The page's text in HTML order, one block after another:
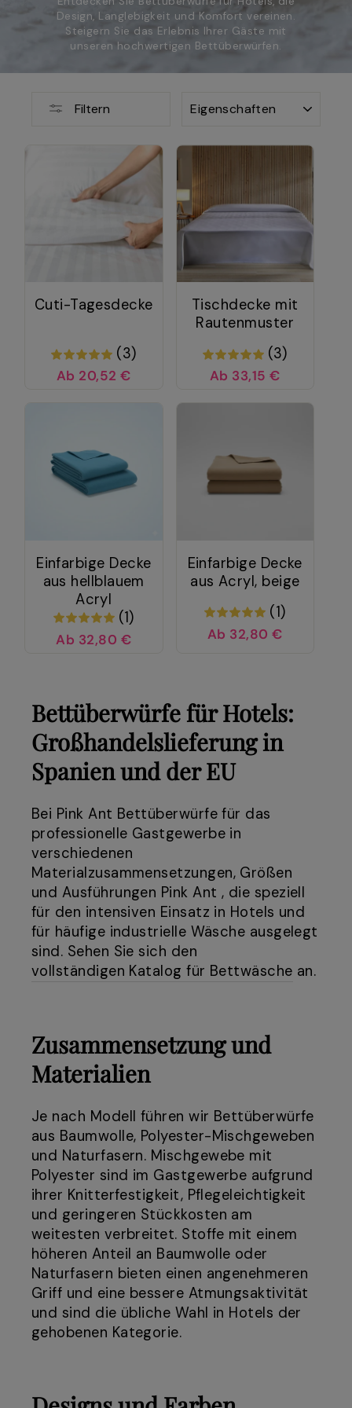
Design, Langlebigkeit und Komfort vereinen.
Steigern Sie das Erlebnis Ihrer Gäste mit
unseren hochwertigen Bettüberwürfen.
Filtern
Cuti-Tagesdecke
(3)
Ab 20,52 €
Tischdecke mit
Rautenmuster
(3)
Ab 33,15 €
Einfarbige Decke
aus hellblauem
Acryl
(1)
Ab 32,80 €
Einfarbige Decke
aus Acryl, beige
(1)
Ab 32,80 €
Bettüberwürfe für Hotels:
Großhandelslieferung in
Spanien und der EU
Bei Pink Ant Bettüberwürfe für das
professionelle Gastgewerbe in
verschiedenen
Materialzusammensetzungen, Größen
und Ausführungen Pink Ant , die speziell
für den intensiven Einsatz in Hotels und
für häufige industrielle Wäsche ausgelegt
sind. Sehen Sie sich den
vollständigen Katalog für Bettwäsche an.
Zusammensetzung und
Materialien
Je nach Modell führen wir Bettüberwürfe
aus Baumwolle, Polyester-Mischgeweben
und Naturfasern. Mischgewebe mit
Polyester sind im Gastgewerbe aufgrund
ihrer Knitterfestigkeit, Pflegeleichtigkeit
und geringeren Stückkosten am
weitesten verbreitet. Stoffe mit einem
höheren Anteil an Baumwolle oder
Naturfasern bieten einen angenehmeren
Griff und eine bessere Atmungsaktivität
und sind die übliche Wahl in Hotels der
gehobenen Kategorie.